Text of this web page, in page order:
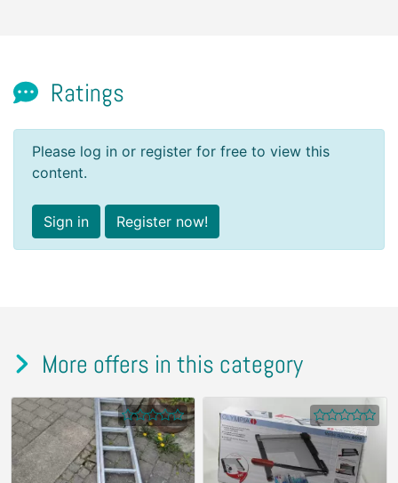
Ratings
Please log in or register for free to view this
content.
Sign in Register now!
More offers in this category